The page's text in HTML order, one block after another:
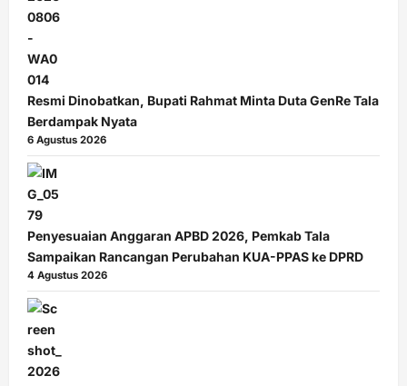
Resmi Dinobatkan, Bupati Rahmat Minta Duta GenRe Tala
Berdampak Nyata
6 Agustus 2026
Penyesuaian Anggaran APBD 2026, Pemkab Tala
Sampaikan Rancangan Perubahan KUA-PPAS ke DPRD
4 Agustus 2026